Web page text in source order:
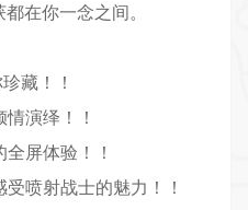
在你一念之间。
藏！！
演绎！！
屏体验！！
喷射战士的魅力！！